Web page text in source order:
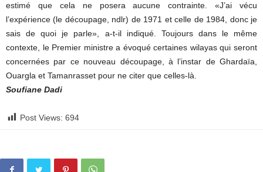
estimé que cela ne posera aucune contrainte. «J’ai vécu
l’expérience (le découpage, ndlr) de 1971 et celle de 1984, donc je
sais de quoi je parle», a-t-il indiqué. Toujours dans le même
contexte, le Premier ministre a évoqué certaines wilayas qui seront
concernées par ce nouveau découpage, à l’instar de Ghardaïa,
Ouargla et Tamanrasset pour ne citer que celles-là.
Soufiane Dadi
Post Views: 694